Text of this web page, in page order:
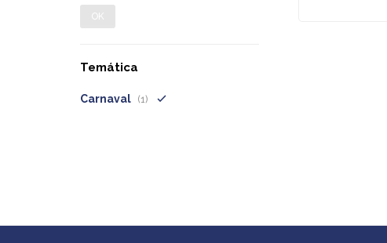
OK
Temática
Carnaval (1)